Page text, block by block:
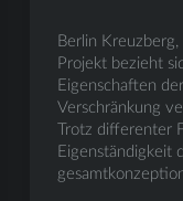
Berlin
Projekt bezieht
Eigenschaften
Verschränkung
Trotz differenter
Eigenständigkeit